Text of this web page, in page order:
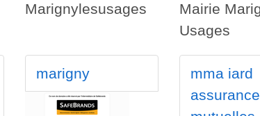
Marignylesusages
Mairie
Usages
marigny
mma iard